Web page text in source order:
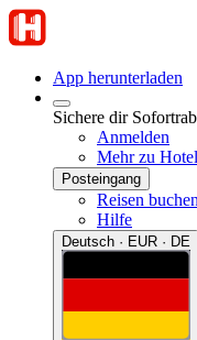
App herunterladen
Sichere dir
Anmelden
Mehr zu
Posteingang
Reisen buchen
Hilfe
Deutsch · EUR · DE